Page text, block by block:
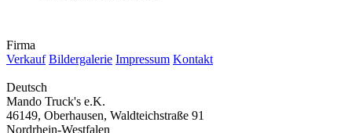
Firma
Verkauf Bildergalerie Impressum Kontakt
Deutsch
Mando Truck's e.K.
46149, Oberhausen, Waldteichstraße 91
Nordrhein-Westfalen